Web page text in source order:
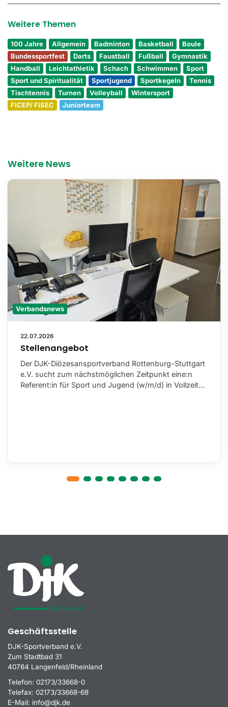
Weitere Themen
100 Jahre Allgemein Badminton Basketball
Boule
Bundessportfest
Darts Faustball Fußball
Gymnastik
Handball
Leichtathletik Schach Schwimmen
Sport
Sport und Spiritualität
Sportjugend Sportkegeln
Tennis
Tischtennis
Turnen Volleyball
Wintersport
FICEP/ FISEC
Juniorteam
Weitere News
Verbandsnews
22.07.2026
Stellenangebot
Der DJK-Diözesansportverband Rottenburg-Stuttgart
e.V. sucht zum nächstmöglichen Zeitpunkt eine:n
Referent:in für Sport und Jugend (w/m/d) in Vollzeit…
Geschäftsstelle
DJK-Sportverband e.V.
Zum Stadtbad 31
40764 Langenfeld/Rheinland
Telefon: 02173/33668-0
Telefax: 02173/33668-68
E-Mail: info@djk.de